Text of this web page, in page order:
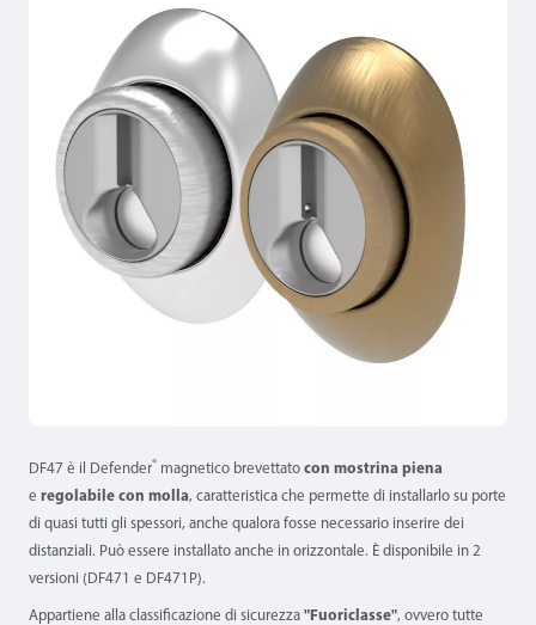
DF47 è il Defender® magnetico brevettato con mostrina piena
e regolabile con molla, caratteristica che permette di installarlo su porte
di quasi tutti gli spessori, anche qualora fosse necessario inserire dei
distanziali. Può essere installato anche in orizzontale. È disponibile in 2
versioni (DF471 e DF471P).
Appartiene alla classificazione di sicurezza "Fuoriclasse", ovvero tutte